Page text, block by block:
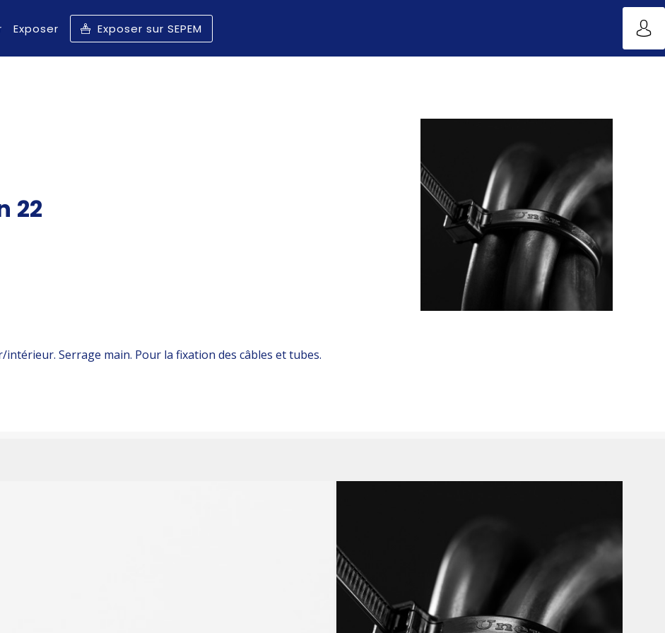
Exposer Exposer sur SEPEM
22
Serrage main. Pour la fixation des câbles et tubes.